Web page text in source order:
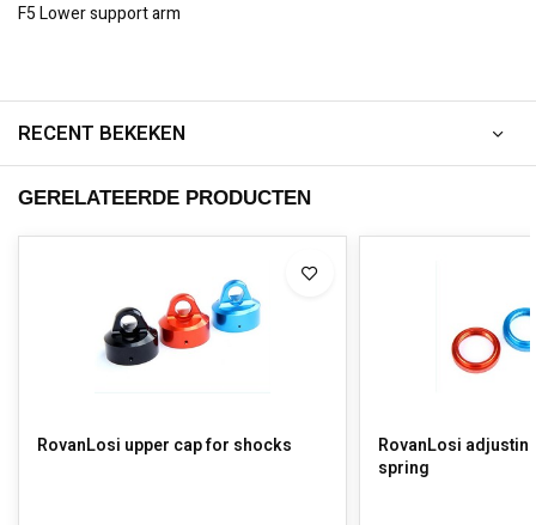
F5 Lower support arm
RECENT BEKEKEN
GERELATEERDE PRODUCTEN
RovanLosi upper cap for shocks
RovanLosi
spring